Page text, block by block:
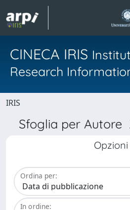
CINECA IRIS
Research
IRIS
Sfoglia per Autore
Opzioni
Ordina per:
In ordine: